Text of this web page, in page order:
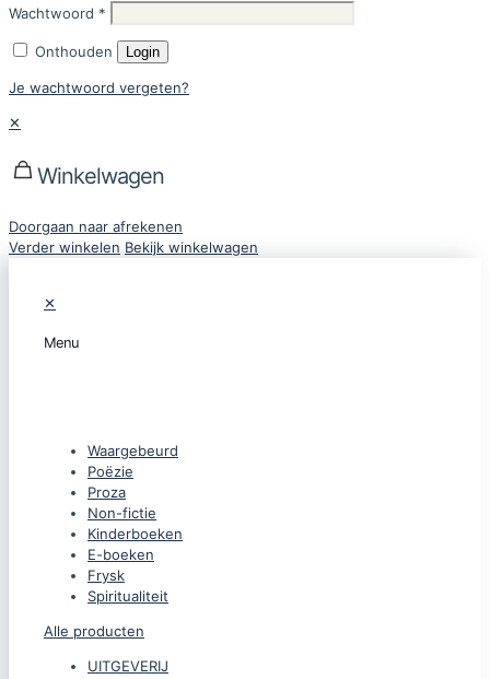
Wachtwoord *
Onthouden Login
Je wachtwoord vergeten?
✕
Winkelwagen
Doorgaan naar afrekenen
Verder winkelen Bekijk winkelwagen
✕
Menu
Waargebeurd
Poëzie
Proza
Non-fictie
Kinderboeken
E-boeken
Frysk
Spiritualiteit
Alle producten
UITGEVERIJ